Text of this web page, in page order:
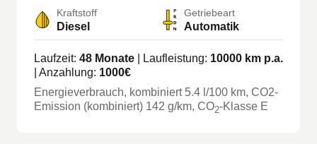
Kraftstoff
Diesel
Getriebeart
Automatik
Laufzeit: 48 Monate | Laufleistung: 10000 km p.a.
| Anzahlung: 1000€
Energieverbrauch, kombiniert 5.4 l/100 km, CO2-
Emission (kombiniert) 142 g/km, CO2-Klasse E